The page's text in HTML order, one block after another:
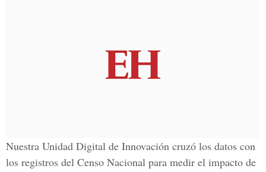
Nuestra Unidad Digital de Innovación cruzó los datos con
los registros del Censo Nacional para medir el impacto de